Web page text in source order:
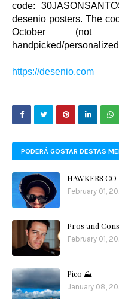
code:
desenio posters. The
October (not
handpicked/
https://desenio.com
PODERÁ GOSTAR DESTAS
HAWKERS CO
February 01,
Pros and
February 01,
Pico ⛰️
January 08,